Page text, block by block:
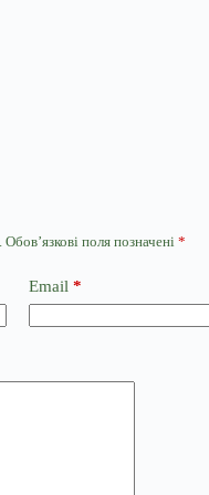
Обов’язкові поля позначені *
Email *